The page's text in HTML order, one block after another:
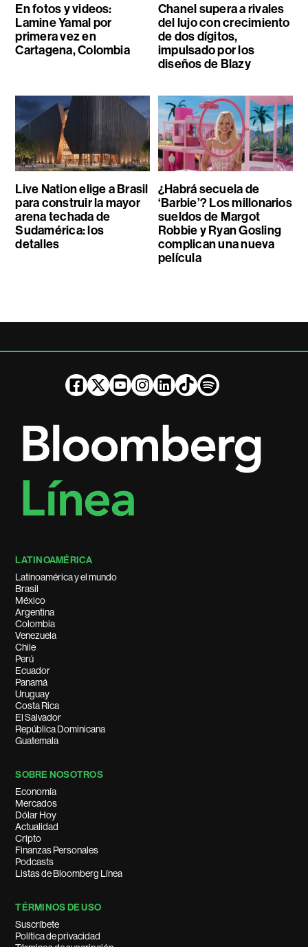
En fotos y videos:
Lamine Yamal por
primera vez en
Cartagena, Colombia
Chanel supera a rivales
del lujo con crecimiento
de dos dígitos,
impulsado por los
diseños de Blazy
Live Nation elige a Brasil
para construir la mayor
arena techada de
Sudamérica: los
detalles
¿Habrá secuela de
‘Barbie’? Los millonarios
sueldos de Margot
Robbie y Ryan Gosling
complican una nueva
película
LATINOAMÉRICA
Latinoamérica y el mundo
Brasil
México
Argentina
Colombia
Venezuela
Chile
Perú
Ecuador
Panamá
Uruguay
Costa Rica
El Salvador
República Dominicana
Guatemala
SOBRE NOSOTROS
Economía
Mercados
Dólar Hoy
Actualidad
Cripto
Finanzas Personales
Podcasts
Listas de Bloomberg Línea
TÉRMINOS DE USO
Suscríbete
Política de privacidad